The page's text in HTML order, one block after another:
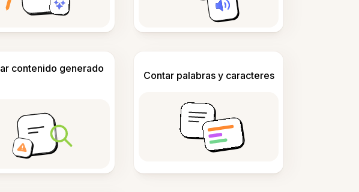
contenido generado
Contar palabras y caracteres